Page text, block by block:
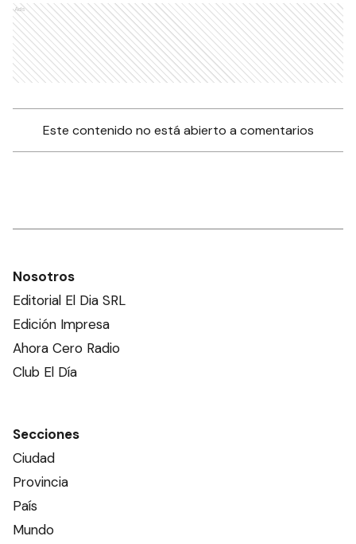
Ads
Este contenido no está abierto a comentarios
Nosotros
Editorial El Dia SRL
Edición Impresa
Ahora Cero Radio
Club El Día
Secciones
Ciudad
Provincia
País
Mundo